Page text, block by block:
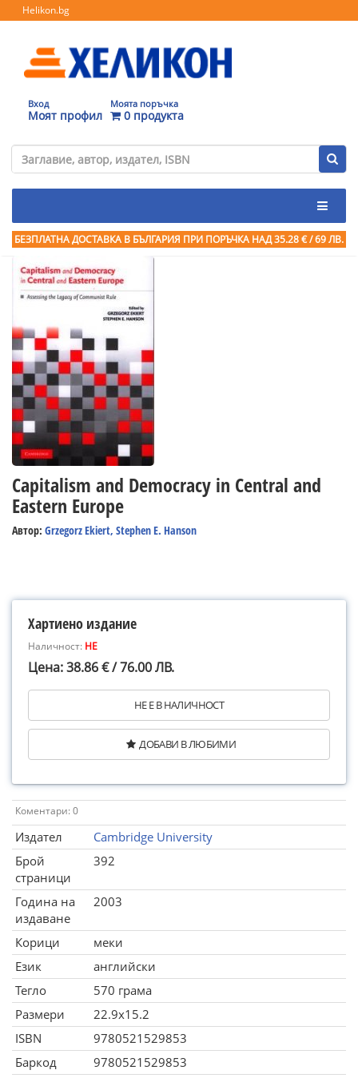
Helikon.bg
Вход
Моят профил
Моята поръчка
0 продукта
БЕЗПЛАТНА ДОСТАВКА В БЪЛГАРИЯ ПРИ ПОРЪЧКА НАД 35.28 € / 69 ЛВ.
Capitalism and Democracy in Central and
Eastern Europe
Автор: Grzegorz Ekiert, Stephen E. Hanson
Хартиено издание
Наличност: НЕ
Цена: 38.86 € / 76.00 ЛВ.
НЕ Е В НАЛИЧНОСТ
ДОБАВИ В ЛЮБИМИ
Коментари: 0
Издател
Cambridge University
Брой
страници
392
Година на
издаване
2003
Корици
меки
Език
английски
Тегло
570 грама
Размери
22.9x15.2
ISBN
9780521529853
Баркод
9780521529853